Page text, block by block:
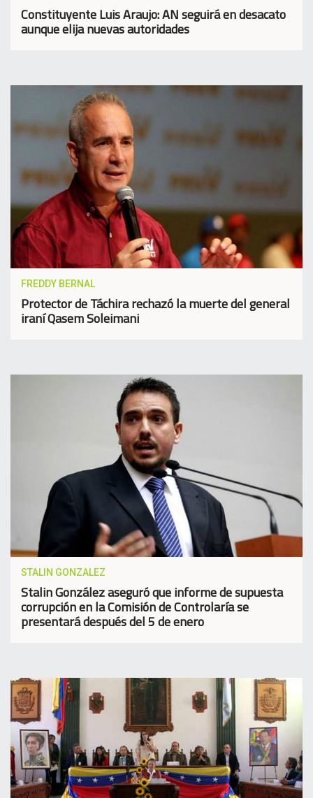
Constituyente Luis Araujo: AN seguirá en desacato
aunque elija nuevas autoridades
FREDDY BERNAL
Protector de Táchira rechazó la muerte del general
iraní Qasem Soleimani
STALIN GONZALEZ
Stalin González aseguró que informe de supuesta
corrupción en la Comisión de Controlaría se
presentará después del 5 de enero